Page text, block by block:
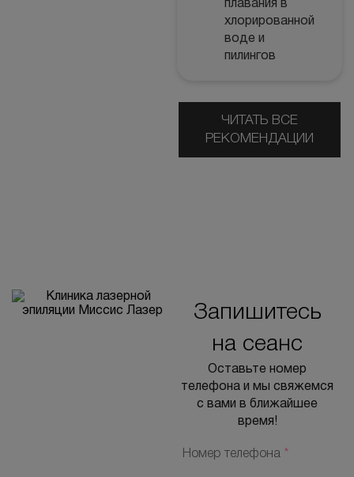
плавания в
хлорированной
воде и
пилингов
ЧИТАТЬ ВСЕ
РЕКОМЕНДАЦИИ
Запишитесь
на сеанс
Оставьте номер
телефона и мы свяжемся
с вами в ближайшее
время!
Номер телефона *